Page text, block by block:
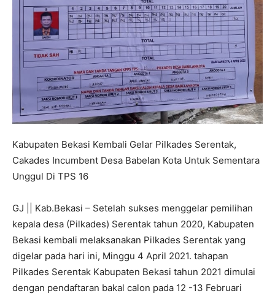
Kabupaten Bekasi Kembali Gelar Pilkades Serentak,
Cakades Incumbent Desa Babelan Kota Untuk Sementara
Unggul Di TPS 16
GJ || Kab.Bekasi – Setelah sukses menggelar pemilihan
kepala desa (Pilkades) Serentak tahun 2020, Kabupaten
Bekasi kembali melaksanakan Pilkades Serentak yang
digelar pada hari ini, Minggu 4 April 2021. tahapan
Pilkades Serentak Kabupaten Bekasi tahun 2021 dimulai
dengan pendaftaran bakal calon pada 12 -13 Februari